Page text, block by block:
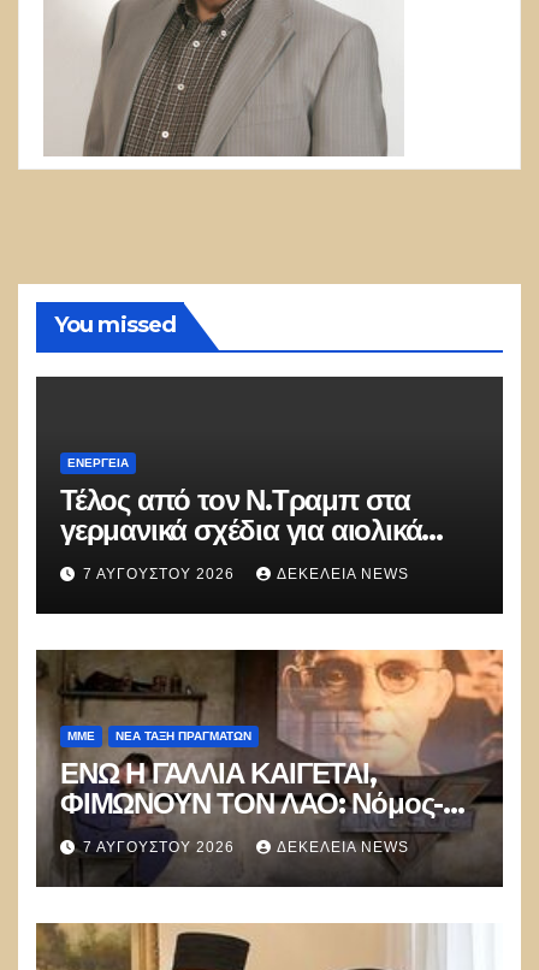
You missed
ΕΝΈΡΓΕΙΑ
Τέλος από τον Ν.Τραμπ στα
γερμανικά σχέδια για αιολικά
πάρκα στις ΗΠΑ: «Κάθε χώρα με
ανεμογεννήτριες είναι χαμένη»
7 ΑΥΓΟΎΣΤΟΥ 2026 ΔΕΚΈΛΕΙΑ NEWS
ΜΜΕ ΝΈΑ ΤΆΞΗ ΠΡΑΓΜΆΤΩΝ
ΕΝΩ Η ΓΑΛΛΙΑ ΚΑΙΓΕΤΑΙ,
ΦΙΜΩΝΟΥΝ ΤΟΝ ΛΑΟ: Νόμος-
έκτρωμα Νινιέζ με 3 χρόνια
φυλακή για όποιον αμφισβητεί
την προπαγάνδα!
7 ΑΥΓΟΎΣΤΟΥ 2026 ΔΕΚΈΛΕΙΑ NEWS